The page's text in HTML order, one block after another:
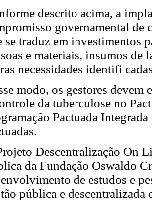
descrito acima, a
governamental de
se traduz em investimentos
e materiais, insumos de
necessidades identifi
modo, os gestores devem
da tuberculose no
Pactuada
Descentralização On
da Fundação Oswaldo
de estudos e
pública e